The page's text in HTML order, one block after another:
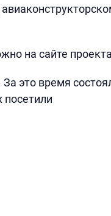
на сайте
это время